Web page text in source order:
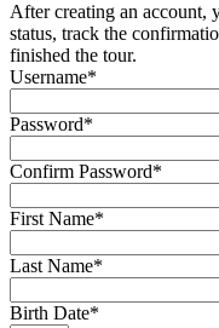
After creating an account,
status, track the
finished the tour.
Username*
Password*
Confirm Password*
First Name*
Last Name*
Birth Date*